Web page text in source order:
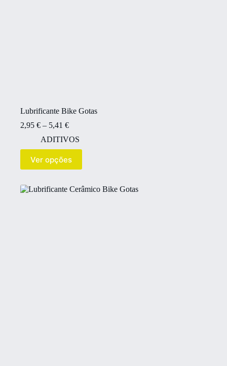
Lubrificante Bike Gotas
2,95 € – 5,41 €
ADITIVOS
Ver opções